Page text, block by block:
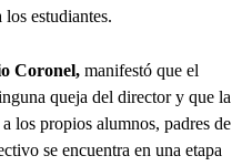
estudiantes.
Coronel, manifestó que el
queja del director y que la
los propios alumnos, padres de
se encuentra en una etapa